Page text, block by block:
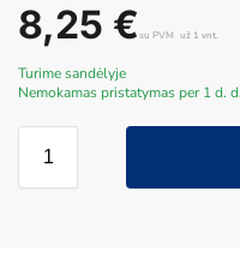
8,25 €su PVM už 1 vnt.
Turime sandėlyje
Nemokamas pristatymas per 1 d. d.